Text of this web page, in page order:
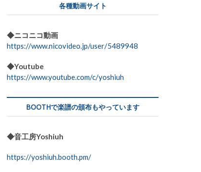
各種動画サイト
◆ニコニコ動画
https://www.nicovideo.jp/user/5489948
◆Youtube
https://www.youtube.com/c/yoshiuh
BOOTHで楽譜の頒布もやっています
◆音工房Yoshiuh
https://yoshiuh.booth.pm/